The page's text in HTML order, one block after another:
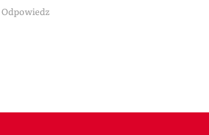
Odpowiedz